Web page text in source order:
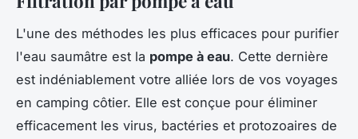
L'une des méthodes les plus efficaces pour purifier
l'eau saumâtre est la pompe à eau. Cette dernière
est indéniablement votre alliée lors de vos voyages
en camping côtier. Elle est conçue pour éliminer
efficacement les virus, bactéries et protozoaires de